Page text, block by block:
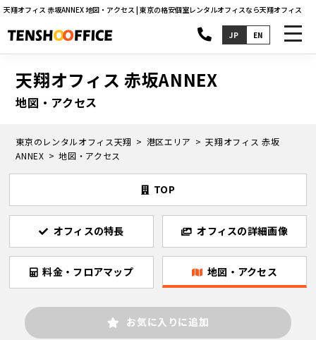
天翔オフィス 赤坂ANNEX 地図・アクセス | 東京の格安個室レンタルオフィスなら天翔オフィス
JP EN
天翔オフィス 赤坂ANNEX
地図・アクセス
東京のレンタルオフィス天翔 港区エリア
天翔オフィス 赤坂
ANNEX
地図・アクセス
TOP
オフィスの特長 オフィスの詳細画像
料金・フロアマップ 地図・アクセス
お気に入りに追加